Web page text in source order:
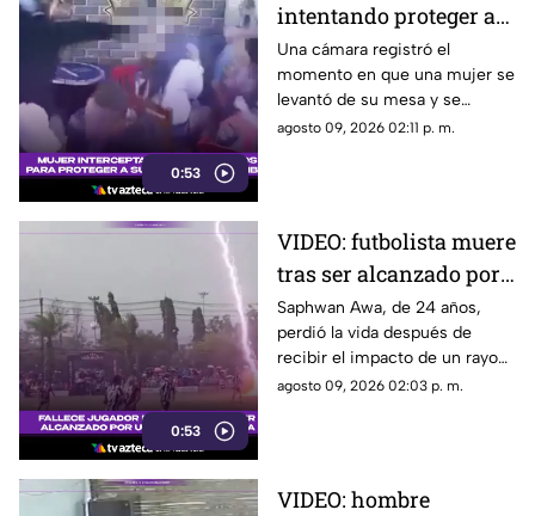
0:53
intentando proteger a
su pareja durante
ataque armado en un
bar
Una cámara registró el
momento en que una mujer se
levantó de su mesa y se
interpuso frente a su pareja
agosto 09, 2026 02:11 p. m.
0:53
VIDEO: futbolista muere
tras ser alcanzado por
un rayo en pleno
partido
Saphwan Awa, de 24 años,
perdió la vida después de
recibir el impacto de un rayo
mientras disputaba un partido
agosto 09, 2026 02:03 p. m.
VIDEO: hombre